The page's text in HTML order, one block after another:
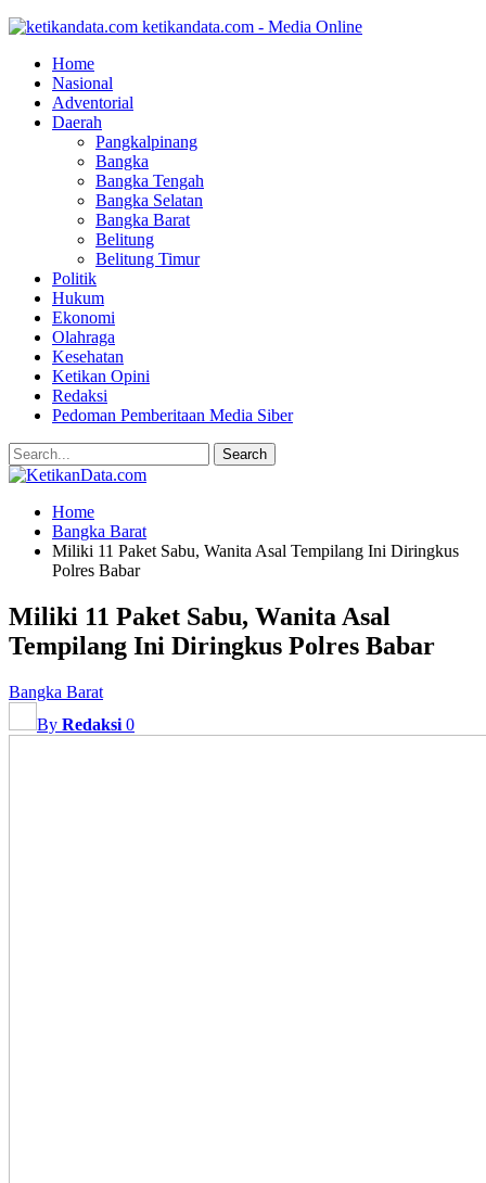
ketikandata.com - Media Online
Home
Nasional
Adventorial
Daerah
Pangkalpinang
Bangka
Bangka Tengah
Bangka Selatan
Bangka Barat
Belitung
Belitung Timur
Politik
Hukum
Ekonomi
Olahraga
Kesehatan
Ketikan Opini
Redaksi
Pedoman Pemberitaan Media Siber
Home
Bangka Barat
Miliki 11 Paket Sabu, Wanita Asal Tempilang Ini Diringkus
Polres Babar
Miliki 11 Paket Sabu, Wanita Asal
Tempilang Ini Diringkus Polres Babar
Bangka Barat
By Redaksi 0